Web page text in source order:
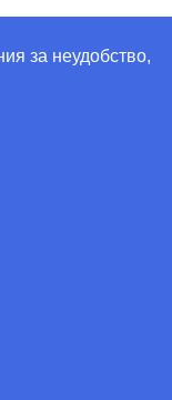
за неудобство,